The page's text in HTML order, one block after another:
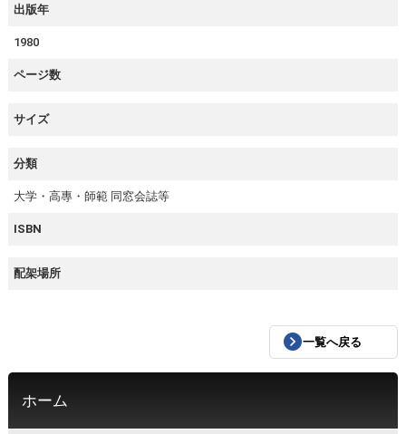
出版年
1980
ページ数
サイズ
分類
大学・高專・師範 同窓会誌等
ISBN
配架場所
一覧へ戻る
ホーム